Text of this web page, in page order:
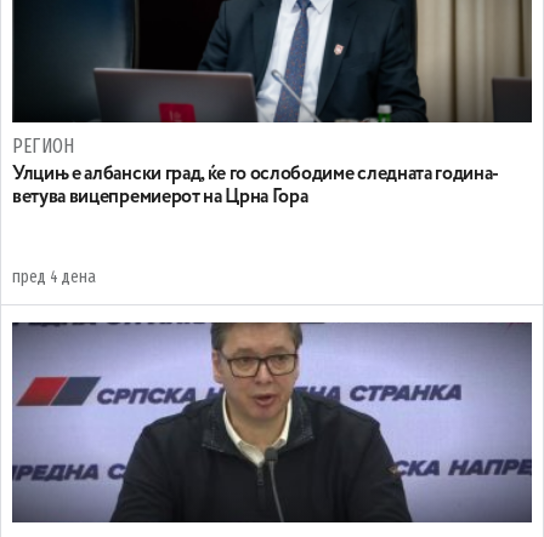
РЕГИОН
Улцињ е албански град, ќе го ослободиме следната година-
ветува вицепремиерот на Црна Гора
пред 4 дена